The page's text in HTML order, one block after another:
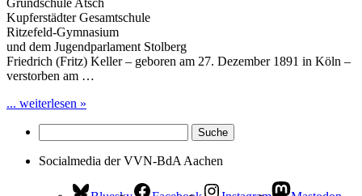
Kupferstädter Gesamtschule
Ritzefeld-Gymnasium
und dem Jugendparlament Stolberg
Friedrich (Fritz) Keller – geboren am 27. Dezember 1891 in Köln –
verstorben am …
... weiterlesen »
Socialmedia der VVN-BdA Aachen